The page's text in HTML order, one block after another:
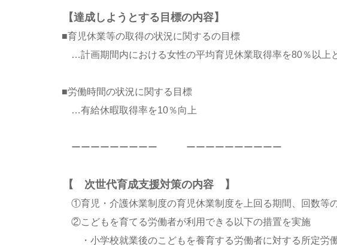
【達成しようとする目標の内容】
■育児休業等の取得の状況に関するの目標
…計画期間内における女性の平均育児休業取得率を80％以上
■労働時間の状況に関する目標
…有給休暇取得率を10％向上
ーーーーーーーーー ーーーーーーーーーー
【 次世代育成支援対策の内容 】
①育児・介護休業制度の育児休業制度を上回る期間、回数等
②こどもを育てる労働者が利用できる以下の措置を実施
・小学校就業後のこどもを養育する労働者に対する所定労